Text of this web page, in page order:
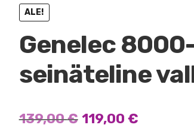
ALE!
Genelec
seinäteline
139,00€ Alkuperäinen
119,00 €Nykyinen